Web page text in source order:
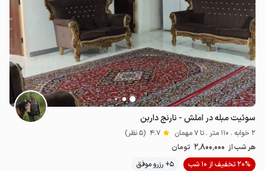
سوئیت مبله در املش - نارنج داربن
2 خوابه . 110 متر . تا 7 مهمان 4.7 (5 نظر)
هر شب از 2٬800٬000 تومان
20% تخفیف از 10 شب
5+ رزرو موفق